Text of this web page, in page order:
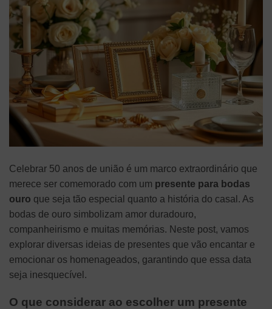
Celebrar 50 anos de união é um marco extraordinário que
merece ser comemorado com um presente para bodas
ouro que seja tão especial quanto a história do casal. As
bodas de ouro simbolizam amor duradouro,
companheirismo e muitas memórias. Neste post, vamos
explorar diversas ideias de presentes que vão encantar e
emocionar os homenageados, garantindo que essa data
seja inesquecível.
O que considerar ao escolher um presente